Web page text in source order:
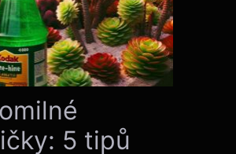
5 tipů